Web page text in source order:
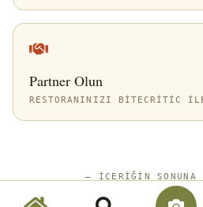
Partner Olun
RESTORANINIZI BITECRITIC ILE
— İÇERIĞIN SONUNA